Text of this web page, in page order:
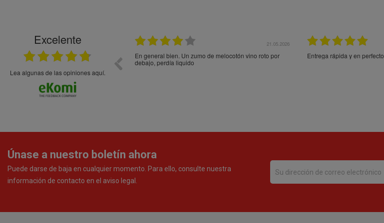
Excelente
Lea algunas de las opiniones aquí.
21.05.2026
En general bien. Un zumo de melocotón vino roto por
debajo, perdía liquido
Entrega rápida y en
Únase a nuestro boletín ahora
Puede darse de baja en cualquier momento. Para ello, consulte nuestra
información de contacto en el aviso legal.